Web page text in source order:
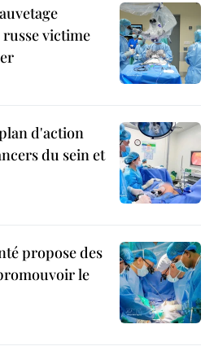
victime
d'action
du sein et
propose des
le